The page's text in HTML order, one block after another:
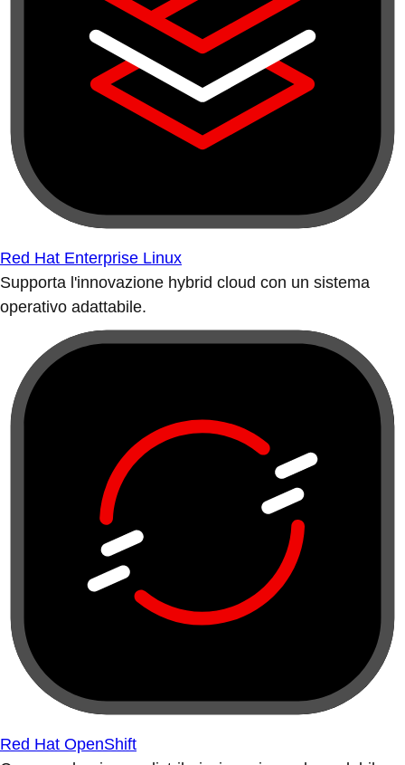
Red Hat Enterprise Linux
Supporta l'innovazione hybrid cloud con un sistema
operativo adattabile.
Red Hat OpenShift